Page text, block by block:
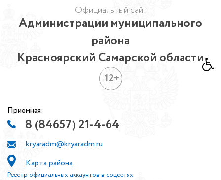
Официальный сайт
Администрации муниципального
района
Красноярский Самарской области
12+
Приемная:
8 (84657) 21-4-64
kryaradm@kryaradm.ru
Карта района
Реестр официальных аккаунтов в соцсетях